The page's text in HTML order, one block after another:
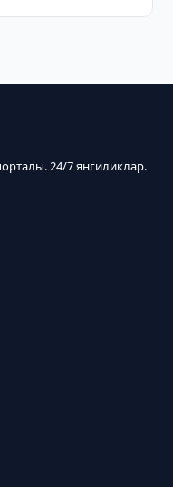
24/7 янгиликлар.